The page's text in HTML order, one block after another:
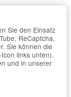
Sie den Einsatz
ReCaptcha,
Sie können die
links unten).
und in unserer